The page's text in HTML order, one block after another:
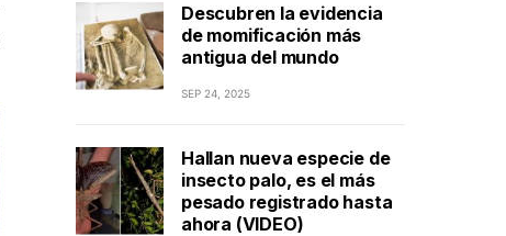
Descubren la evidencia
de momificación más
antigua del mundo
SEP 24, 2025
Hallan nueva especie de
insecto palo, es el más
pesado registrado hasta
ahora (VIDEO)